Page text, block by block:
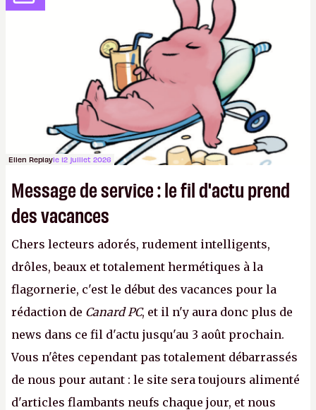
sur le déblocage du jeu en Russie et l'explosion des
joueurs majeurs (+32 %). L'avenir appartient donc
aux adultes, qui ne sont jamais que des enfants
avec du pouvoir d'achat.P.
Ellen Replayle 12 juillet 2026
Message de service : le fil d'actu prend
des vacances
Chers lecteurs adorés, rudement intelligents,
drôles, beaux et totalement hermétiques à la
flagornerie, c'est le début des vacances pour la
rédaction de Canard PC, et il n'y aura donc plus de
news dans ce fil d'actu jusqu'au 3 août prochain.
Vous n'êtes cependant pas totalement débarrassés
de nous pour autant : le site sera toujours alimenté
d'articles flambants neufs chaque jour, et nous